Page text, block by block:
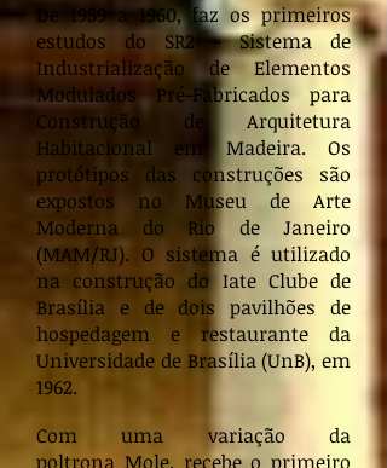
De 1959 a 1960, faz os primeiros
estudos do SR2 - Sistema de
Industrialização de Elementos
Modulados Pré-Fabricados para
Construção de Arquitetura
Habitacional em Madeira. Os
protótipos das construções são
expostos no Museu de Arte
Moderna do Rio de Janeiro
(MAM/RJ). O sistema é utilizado
na construção do Iate Clube de
Brasília e de dois pavilhões de
hospedagem e restaurante da
Universidade de Brasília (UnB), em
1962.
Com uma variação da
poltrona Mole, recebe o primeiro